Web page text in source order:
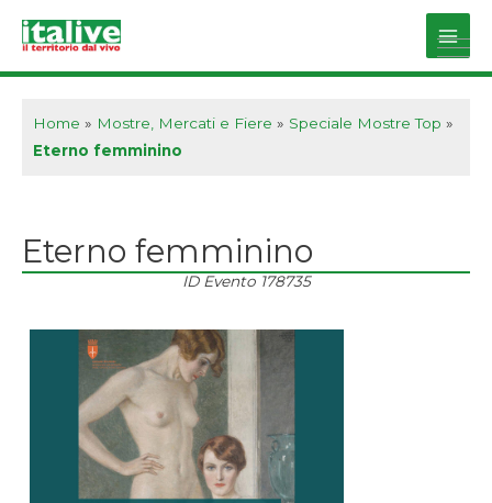
Main
Home » Mostre, Mercati e Fiere » Speciale Mostre Top »
Eterno femminino
Eterno femminino
ID Evento 178735